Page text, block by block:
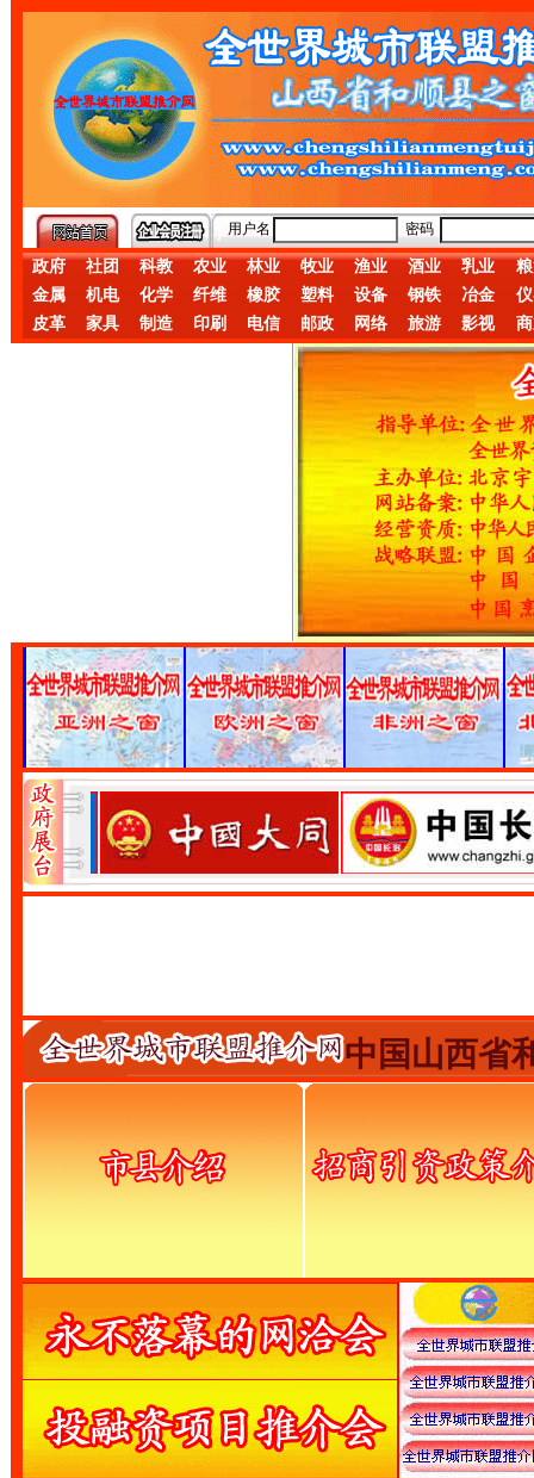
用户名 密码
政府 社团 科教 农业 林业 牧业 渔业 酒业 乳业
金属
机电 化学 纤维 橡胶 塑料 设备 钢铁 冶金
皮革
家具 制造 印刷 电信 邮政 网络 旅游 影视
中国山西省